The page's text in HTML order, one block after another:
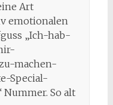
Art
emotionalen
„Ich-hab-
machen-
Special-
Nummer. So alt